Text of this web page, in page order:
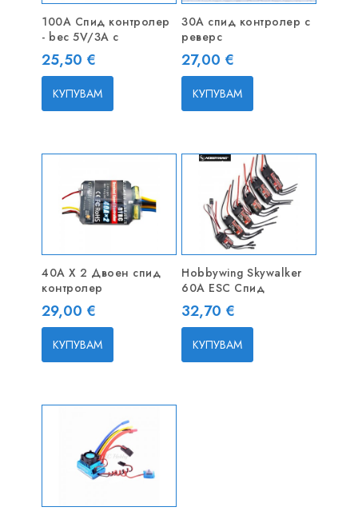
100A Спид контролер
- bec 5V/3A с
Цена
25,50 €
КУПУВАМ
30A спид контролер с
реверс
Цена
27,00 €
КУПУВАМ
40A X 2 Двоен спид
контролер
Цена
29,00 €
КУПУВАМ
Hobbywing Skywalker
60A ESC Спид
Цена
32,70 €
КУПУВАМ